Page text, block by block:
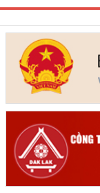
LIÊN KẾT